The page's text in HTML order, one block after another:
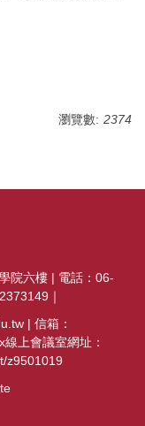
瀏覽數: 2374
院六樓 | 電話：06-
｜
| 信箱：
上會議室網址：
z9501019